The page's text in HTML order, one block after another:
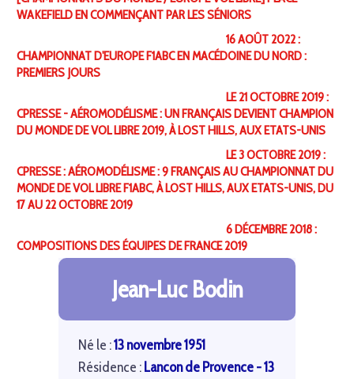
WAKEFIELD EN COMMENÇANT PAR LES SÉNIORS
16 AOÛT 2022 :
CHAMPIONNAT D'EUROPE F1ABC EN MACÉDOINE DU NORD :
PREMIERS JOURS
LE 21 OCTOBRE 2019 :
CPRESSE - AÉROMODÉLISME : UN FRANÇAIS DEVIENT CHAMPION
DU MONDE DE VOL LIBRE 2019, À LOST HILLS, AUX ETATS-UNIS
LE 3 OCTOBRE 2019 :
CPRESSE : AÉROMODÉLISME : 9 FRANÇAIS AU CHAMPIONNAT DU
MONDE DE VOL LIBRE F1ABC, À LOST HILLS, AUX ETATS-UNIS, DU
17 AU 22 OCTOBRE 2019
6 DÉCEMBRE 2018 :
COMPOSITIONS DES ÉQUIPES DE FRANCE 2019
Jean-Luc Bodin
Né le :13 novembre 1951
Résidence :Lancon de Provence - 13